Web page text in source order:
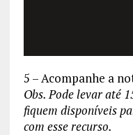
5 – Acompanhe a
Obs. Pode levar até
fiquem disponíveis
com esse recurso.